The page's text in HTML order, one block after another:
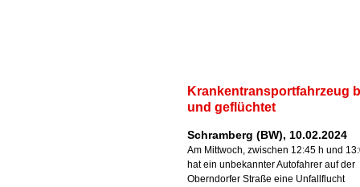
Krankentransportfahrzeug
und geflüchtet
Schramberg (BW), 10.02.2024
Am Mittwoch, zwischen 12:45 h und
hat ein unbekannter Autofahrer auf der
Oberndorfer Straße eine Unfallflucht